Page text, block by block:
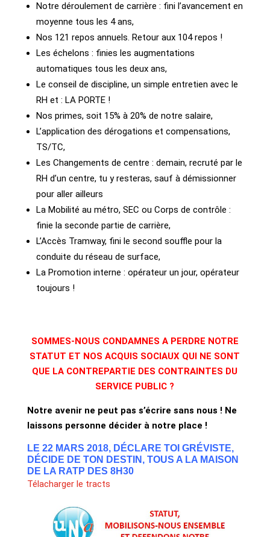
Notre déroulement de carrière : fini l’avancement en
moyenne tous les 4 ans,
Nos 121 repos annuels. Retour aux 104 repos !
Les échelons : finies les augmentations
automatiques tous les deux ans,
Le conseil de discipline, un simple entretien avec le
RH et : LA PORTE !
Nos primes, soit 15% à 20% de notre salaire,
L’application des dérogations et compensations,
TS/TC,
Les Changements de centre : demain, recruté par le
RH d’un centre, tu y resteras, sauf à démissionner
pour aller ailleurs
La Mobilité au métro, SEC ou Corps de contrôle :
finie la seconde partie de carrière,
L’Accès Tramway, fini le second souffle pour la
conduite du réseau de surface,
La Promotion interne : opérateur un jour, opérateur
toujours !
SOMMES-NOUS CONDAMNES A PERDRE NOTRE
STATUT ET NOS ACQUIS SOCIAUX QUI NE SONT
QUE LA CONTREPARTIE DES CONTRAINTES DU
SERVICE PUBLIC ?
Notre avenir ne peut pas s’écrire sans nous ! Ne
laissons personne décider à notre place !
LE 22 MARS 2018, DÉCLARE TOI GRÉVISTE,
DÉCIDE DE TON DESTIN, TOUS A LA MAISON
DE LA RATP DES 8H30
Télacharger le tracts